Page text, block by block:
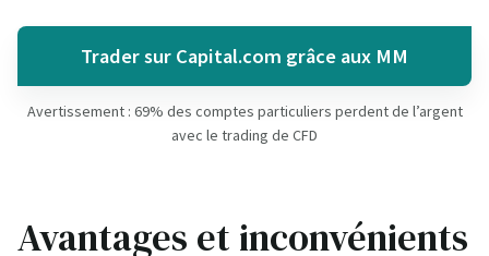
Trader sur Capital.com grâce aux MM
Avertissement : 69% des comptes particuliers perdent de l’argent
avec le trading de CFD
Avantages et inconvénients